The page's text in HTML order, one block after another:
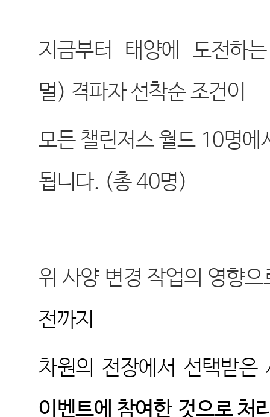
지금부터 태양에 도전하
멀 ) 격파자 선착순 조건이
모든 챌린저스 월드10명에
됩니다. (총40명)
위 사양 변경 작업의 영향으
전까지
차원의 전장에서 선택받은
이벤트에 참여한 것으로 처